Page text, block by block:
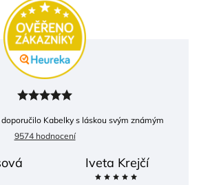
Kabelky s láskou svým známým
9574 hodnocení
Iveta Krejčí